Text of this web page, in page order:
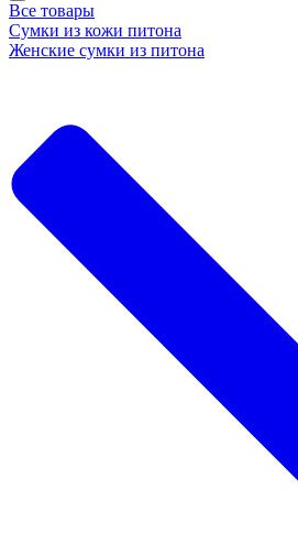
Все товары
Сумки из кожи питона
Женские сумки из питона